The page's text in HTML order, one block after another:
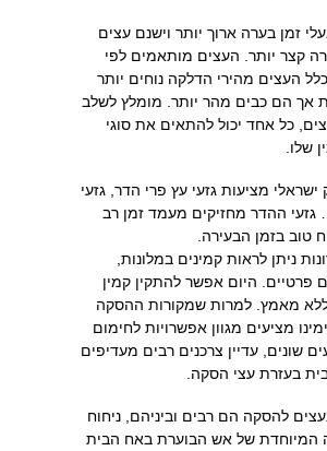
זמן בערה ארוך יותר וישנם עצים
קצר יותר. העצים מותאמים לפי
העצים מהירי הדלקה נוחים יותר
אך הם כבים מהר יותר. מומלץ לשלב
כל אחד יכול להתאים את סוגי
שלו.
ישראלי מציעות גזעי עץ פרי הדר, גזעי
גזעי ההדר מחזיקים מעמד זמן רב
טוב בזמן הבעירה.
ניתן לראות קמינים במלונות,
פרטיים. היום אפשר להתקין קמין
מאמץ. למרות שמקורות ההסקה
מציעים מגוון אפשרויות לחימום
שונים, עדיין צרכנים רבים מעדיפים
בעזרת עצי הסקה.
להסקה הם רבים וביניהם, ניחוח
המיוחדת של אש הבוערת באח הבית